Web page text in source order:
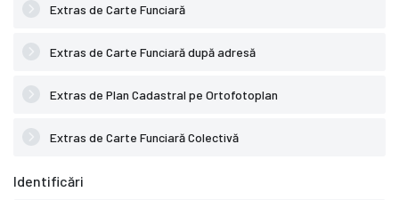
Extras de Carte Funciară
Extras de Carte Funciară după adresă
Extras de Plan Cadastral pe Ortofotoplan
Extras de Carte Funciară Colectivă
Identificări